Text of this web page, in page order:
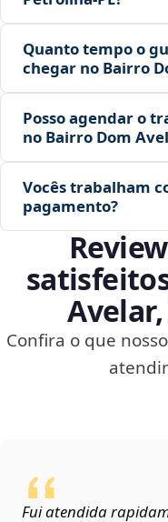
Quanto tempo o
chegar no Bairro
Posso agendar o
no Bairro Dom
Vocês trabalham
pagamento?
Avelar,
Confira o que
Fui atendida